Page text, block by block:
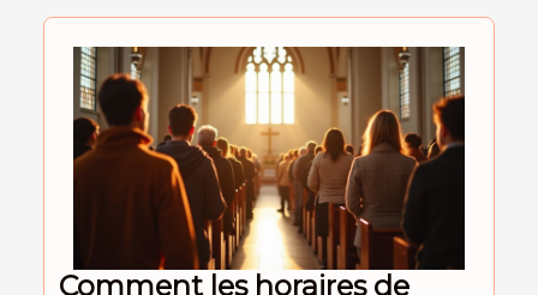
Comment les horaires de